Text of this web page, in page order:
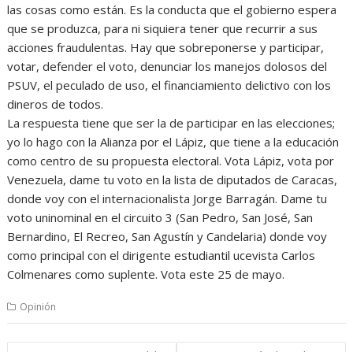
las cosas como están. Es la conducta que el gobierno espera
que se produzca, para ni siquiera tener que recurrir a sus
acciones fraudulentas. Hay que sobreponerse y participar,
votar, defender el voto, denunciar los manejos dolosos del
PSUV, el peculado de uso, el financiamiento delictivo con los
dineros de todos.
La respuesta tiene que ser la de participar en las elecciones;
yo lo hago con la Alianza por el Lápiz, que tiene a la educación
como centro de su propuesta electoral. Vota Lápiz, vota por
Venezuela, dame tu voto en la lista de diputados de Caracas,
donde voy con el internacionalista Jorge Barragán. Dame tu
voto uninominal en el circuito 3 (San Pedro, San José, San
Bernardino, El Recreo, San Agustín y Candelaria) donde voy
como principal con el dirigente estudiantil ucevista Carlos
Colmenares como suplente. Vota este 25 de mayo.
Opinión